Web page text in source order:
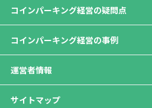
コインパーキング経営の疑問点
コインパーキング経営の事例
運営者情報
サイトマップ